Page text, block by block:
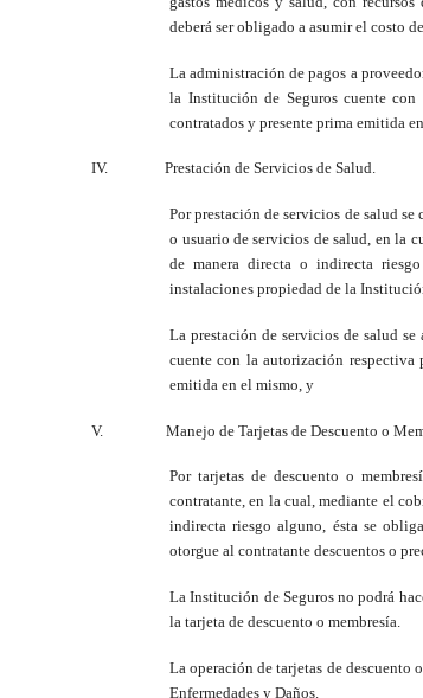
deberá ser obligado a asumir el costo
La administración de pagos a
la Institución de Seguros cuente
contratados y presente prima emitida
IV. Prestación de Servicios de Salud.
Por prestación de servicios de salud
o usuario de servicios de salud, en la
de manera directa o indirecta
instalaciones propiedad de la
La prestación de servicios de salud
cuente con la autorización respectiva
emitida en el mismo, y
V. Manejo de Tarjetas de Descuento o
Por tarjetas de descuento o
contratante, en la cual, mediante el
indirecta riesgo alguno, ésta se
otorgue al contratante descuentos o
La Institución de Seguros no podrá
la tarjeta de descuento o membresía.
La operación de tarjetas de descuento
Enfermedades y Daños.